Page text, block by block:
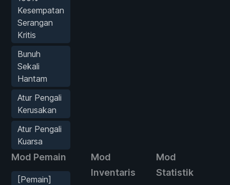
Kesempatan
Serangan
Kritis
Bunuh
Sekali
Hantam
Atur Pengali
Kerusakan
Atur Pengali
Kuarsa
Mod Pemain
[Pemain]
Mod
Inventaris
Mod
Statistik